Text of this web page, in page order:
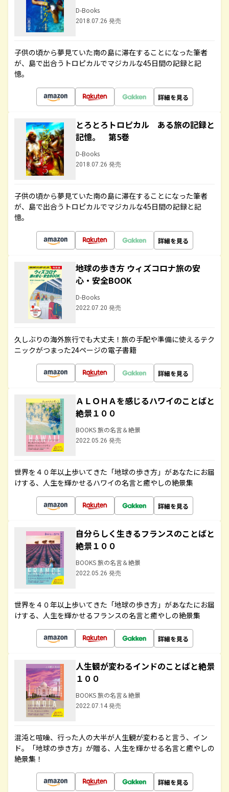
D-Books
2018.07.26 発売
子供の頃から夢見ていた南の島に滞在することになった筆者
が、島で出合うトロピカルでマジカルな45日間の記録と記
憶。
詳細を見る
とろとろトロピカル ある旅の記録と
記憶。 第5巻
D-Books
2018.07.26 発売
子供の頃から夢見ていた南の島に滞在することになった筆者
が、島で出合うトロピカルでマジカルな45日間の記録と記
憶。
詳細を見る
地球の歩き方 ウィズコロナ旅の安
心・安全BOOK
D-Books
2022.07.20 発売
久しぶりの海外旅行でも大丈夫！旅の手配や準備に使えるテク
ニックがつまった24ページの電子書籍
詳細を見る
ＡＬＯＨＡを感じるハワイのことばと
絶景１００
BOOKS 旅の名言＆絶景
2022.05.26 発売
世界を４０年以上歩いてきた「地球の歩き方」があなたにお届
けする、人生を輝かせるハワイの名言と癒やしの絶景集
詳細を見る
自分らしく生きるフランスのことばと
絶景１００
BOOKS 旅の名言＆絶景
2022.05.26 発売
世界を４０年以上歩いてきた「地球の歩き方」があなたにお届
けする、人生を輝かせるフランスの名言と癒やしの絶景集
詳細を見る
人生観が変わるインドのことばと絶景
１００
BOOKS 旅の名言＆絶景
2022.07.14 発売
混沌と喧噪、行った人の大半が人生観が変わると言う、イン
ド。「地球の歩き方」が贈る、人生を輝かせる名言と癒やしの
絶景集！
詳細を見る